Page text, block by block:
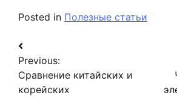
Posted in Полезные статьи
Навигация
по
записям
Previous:
Сравнение китайских и
корейских